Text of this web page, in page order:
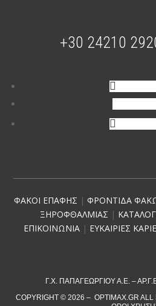
+30 24210
ΦΑΚΟΙ ΕΠΑΦΗΣ | ΦΡΟΝΤΙΔΑ
ΞΗΡΟΦΘΑΛΜΙΑΣ |
ΕΠΙΚΟΙΝΩΝΙΑ| ΕΥΚΑΙΡΙΕΣ
Γ.Χ. ΠΑΠΑΓΕΩΡΓΙΟΥ Α.Ε. –
COPYRIGHT © 2026 – OPTIMAX.GR ALL